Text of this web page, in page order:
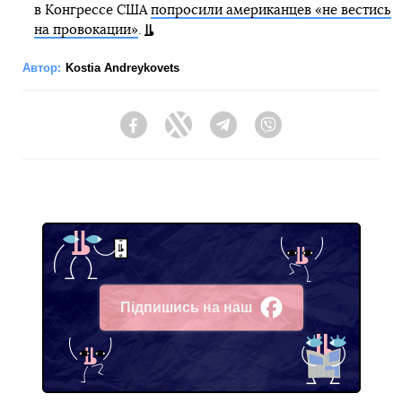
в Конгрессе США попросили американцев «не вестись
на провокации».
Автор: Kostia Andreykovets
FacebookTwitter Telegram
Підпишись на наш
Facebook